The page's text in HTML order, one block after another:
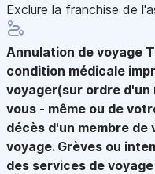
Exclure la franchise de
Annulation de voyage
condition médicale
voyager(sur ordre d'un
vous - même ou de
décès d'un membre
voyage. Grèves ou
des services de